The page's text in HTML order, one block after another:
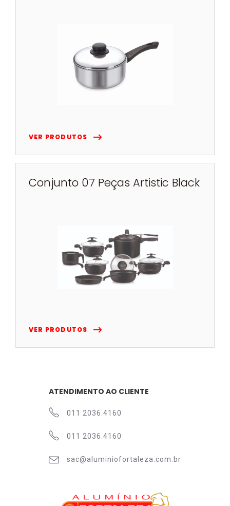
VER PRODUTOS
Conjunto 07 Peças Artistic Black
VER PRODUTOS
ATENDIMENTO AO CLIENTE
011 2036.4160
011 2036.4160
sac@aluminiofortaleza.com.br